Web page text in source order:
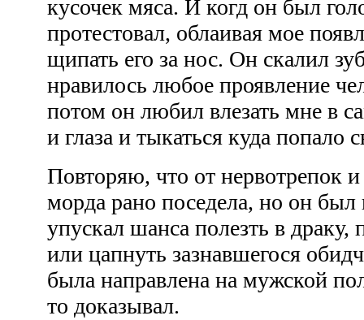
кусочек мяса. И когд он был
протестовал, облаивая мое
щипать его за нос. Он скалил
нравилось любое проявление
потом он любил влезать мне в
и глаза и тыкаться куда
Повторяю, что от нервотрепок
морда рано поседела, но он был
упускал шанса полезть в
или цапнуть зазнавшегося
была направлена на мужской
то доказывал.